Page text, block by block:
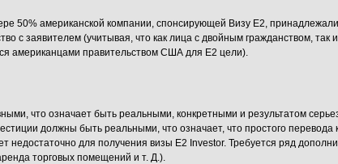
50% американской компании, спонсирующей Визу E2,
c заявителем (учитывая, что как лица с двойным гражданством, так и
американцами правительством США для Е2 цели).
что означает быть реальными, конкретными и результатом
должны быть реальными, что означает, что простого перевода
недостаточно для получения визы E2 Investor. Требуется ряд
торговых помещений и т. Д.).